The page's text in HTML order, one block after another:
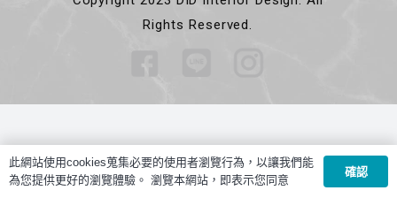
Rights Reserved.
此網站使用cookies蒐集必要的使用者瀏覽行為，以讓我們能
為您提供更好的瀏覽體驗。 瀏覽本網站，即表示您同意
確認